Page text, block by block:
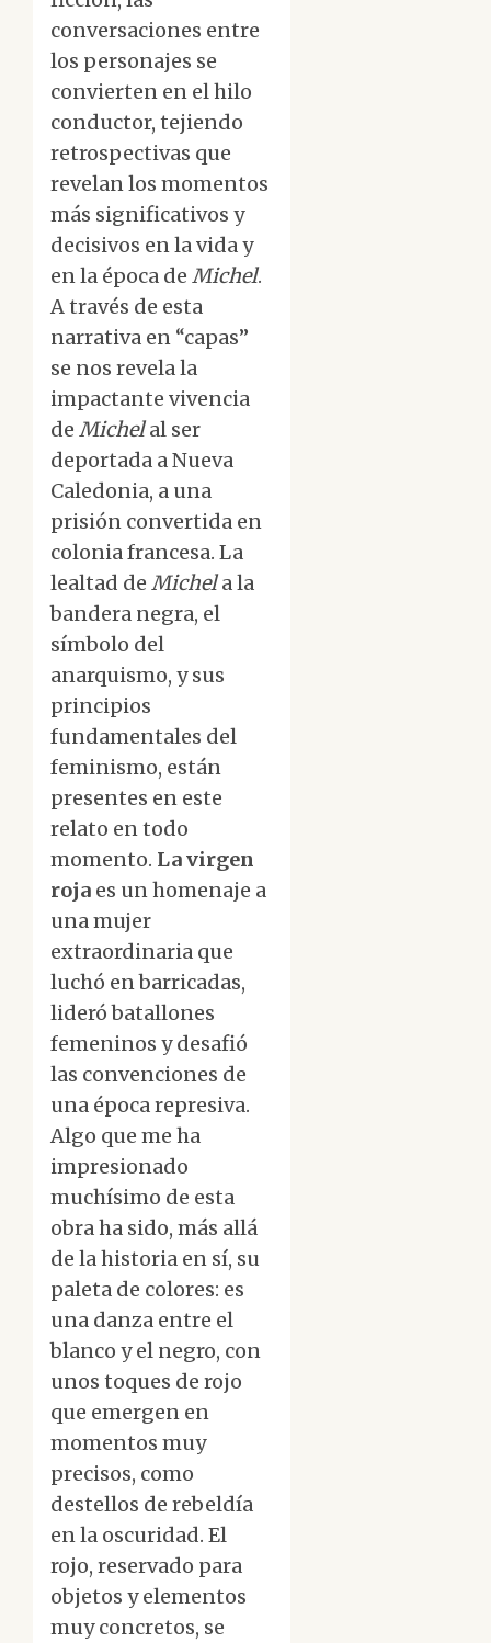
conversaciones entre
los personajes se
convierten en el hilo
conductor, tejiendo
retrospectivas que
revelan los momentos
más significativos y
decisivos en la vida y
en la época de Michel.
A través de esta
narrativa en “capas”
se nos revela la
impactante vivencia
de Michelal ser
deportada a Nueva
Caledonia, a una
prisión convertida en
colonia francesa. La
lealtad de Michela la
bandera negra, el
símbolo del
anarquismo, y sus
principios
fundamentales del
feminismo, están
presentes en este
relato en todo
momento. La virgen
roja es un homenaje a
una mujer
extraordinaria que
luchó en barricadas,
lideró batallones
femeninos y desafió
las convenciones de
una época represiva.
Algo que me ha
impresionado
muchísimo de esta
obra ha sido, más allá
de la historia en sí, su
paleta de colores: es
una danza entre el
blanco y el negro, con
unos toques de rojo
que emergen en
momentos muy
precisos, como
destellos de rebeldía
en la oscuridad. El
rojo, reservado para
objetos y elementos
muy concretos, se